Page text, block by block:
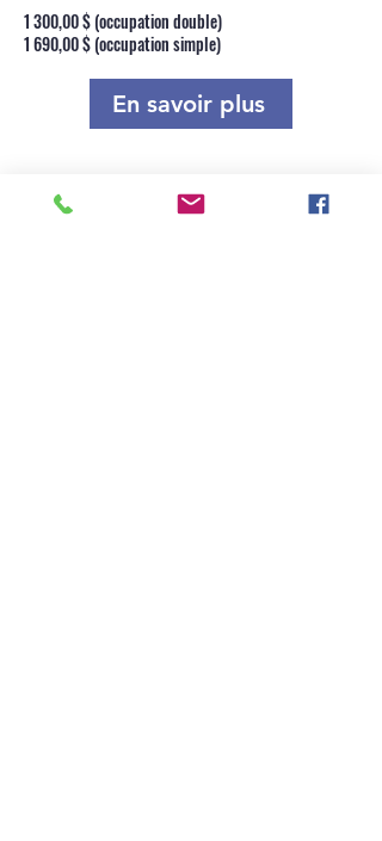
1 300,00 $ (occupation double)
1 690,00 $ (occupation simple)
En savoir plus